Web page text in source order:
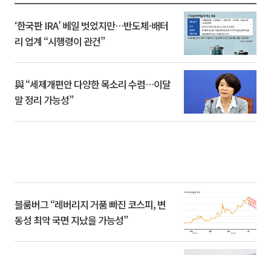
‘한국판 IRA’ 베일 벗었지만…반도체·배터
리 업계 “시행령이 관건”
與 “세제개편안 다양한 목소리 수렴…이달
말 정리 가능성”
블룸버그 “레버리지 거품 빠진 코스피, 변
동성 최악 국면 지났을 가능성”